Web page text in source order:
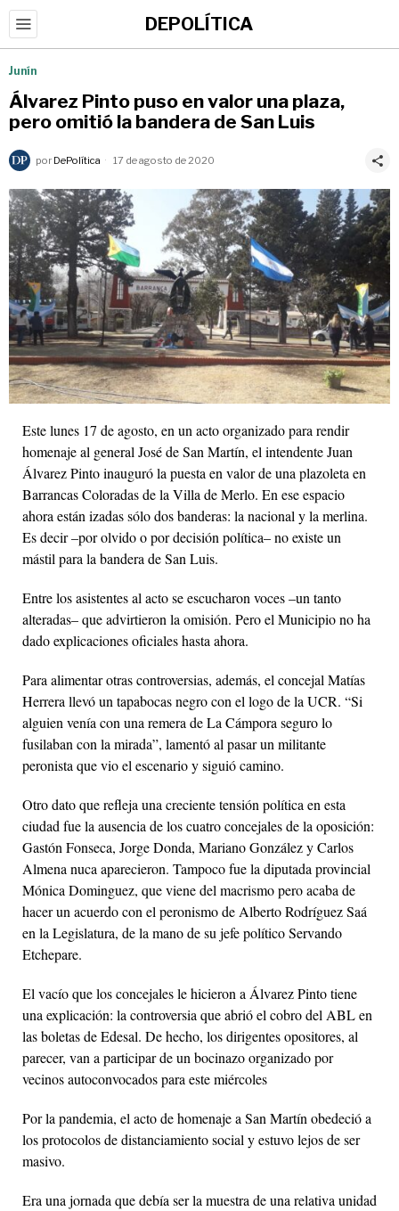
DEPOLÍTICA
Junín
Álvarez Pinto puso en valor una plaza,
pero omitió la bandera de San Luis
por DePolítica 17 de agosto de 2020
Este lunes 17 de agosto, en un acto organizado para rendir
homenaje al general José de San Martín, el intendente Juan
Álvarez Pinto inauguró la puesta en valor de una plazoleta en
Barrancas Coloradas de la Villa de Merlo. En ese espacio
ahora están izadas sólo dos banderas: la nacional y la merlina.
Es decir –por olvido o por decisión política– no existe un
mástil para la bandera de San Luis.
Entre los asistentes al acto se escucharon voces –un tanto
alteradas– que advirtieron la omisión. Pero el Municipio no ha
dado explicaciones oficiales hasta ahora.
Para alimentar otras controversias, además, el concejal Matías
Herrera llevó un tapabocas negro con el logo de la UCR. “Si
alguien venía con una remera de La Cámpora seguro lo
fusilaban con la mirada”, lamentó al pasar un militante
peronista que vio el escenario y siguió camino.
Otro dato que refleja una creciente tensión política en esta
ciudad fue la ausencia de los cuatro concejales de la oposición:
Gastón Fonseca, Jorge Donda, Mariano González y Carlos
Almena nuca aparecieron. Tampoco fue la diputada provincial
Mónica Dominguez, que viene del macrismo pero acaba de
hacer un acuerdo con el peronismo de Alberto Rodríguez Saá
en la Legislatura, de la mano de su jefe político Servando
Etchepare.
El vacío que los concejales le hicieron a Álvarez Pinto tiene
una explicación: la controversia que abrió el cobro del ABL en
las boletas de Edesal. De hecho, los dirigentes opositores, al
parecer, van a participar de un bocinazo organizado por
vecinos autoconvocados para este miércoles
Por la pandemia, el acto de homenaje a San Martín obedeció a
los protocolos de distanciamiento social y estuvo lejos de ser
masivo.
Era una jornada que debía ser la muestra de una relativa unidad